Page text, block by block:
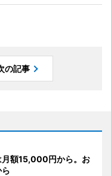
の記事
月額15,000円から。お